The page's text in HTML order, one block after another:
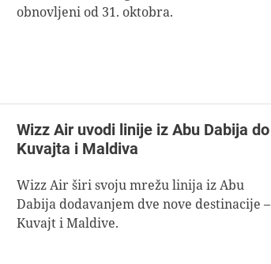
obnovljeni od 31. oktobra.
Wizz Air uvodi linije iz Abu Dabija do
Kuvajta i Maldiva
Wizz Air širi svoju mrežu linija iz Abu
Dabija dodavanjem dve nove destinacije –
Kuvajt i Maldive.